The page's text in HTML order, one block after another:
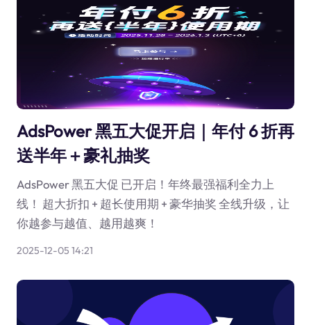
AdsPower 黑五大促开启｜年付 6 折再
送半年＋豪礼抽奖
AdsPower 黑五大促 已开启！年终最强福利全力上
线！ 超大折扣 + 超长使用期 + 豪华抽奖 全线升级，让
你越参与越值、越用越爽！
2025-12-05 14:21